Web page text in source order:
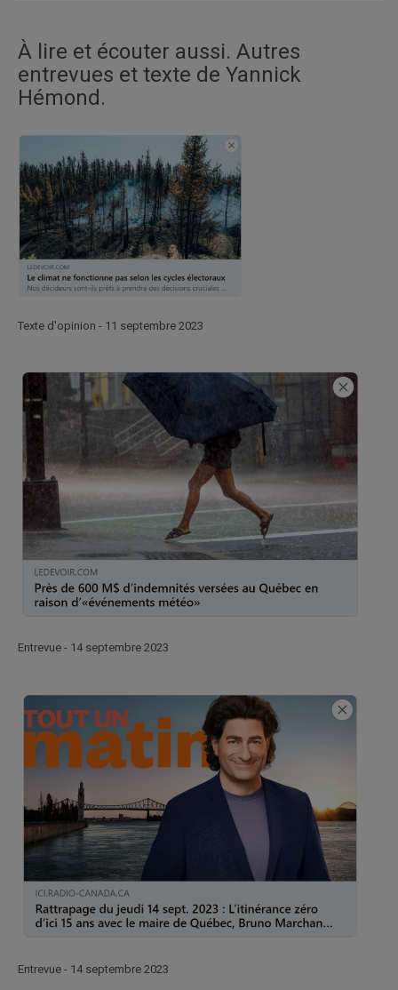
À lire et écouter aussi. Autres
entrevues et texte de Yannick
Hémond.
Texte d'opinion - 11 septembre 2023
Entrevue - 14 septembre 2023
Entrevue - 14 septembre 2023